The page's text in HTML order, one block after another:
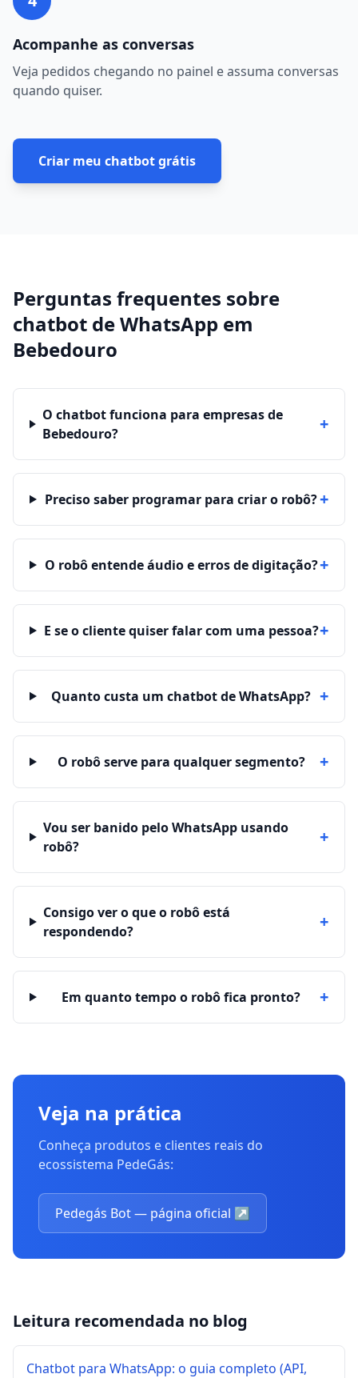
Acompanhe as conversas
Veja pedidos chegando no painel e assuma conversas
quando quiser.
Criar meu chatbot grátis
Perguntas frequentes sobre
chatbot de WhatsApp em
Bebedouro
O chatbot funciona para empresas de
Bebedouro?
+
Preciso saber programar para criar o robô?+
O robô entende áudio e erros de digitação?+
E se o cliente quiser falar com uma pessoa?+
Quanto custa um chatbot de WhatsApp? +
O robô serve para qualquer segmento? +
Vou ser banido pelo WhatsApp usando
robô?
+
Consigo ver o que o robô está
respondendo?
+
Em quanto tempo o robô fica pronto? +
Veja na prática
Conheça produtos e clientes reais do
ecossistema PedeGás:
Pedegás Bot — página oficial ↗
Leitura recomendada no blog
Chatbot para WhatsApp: o guia completo (API,